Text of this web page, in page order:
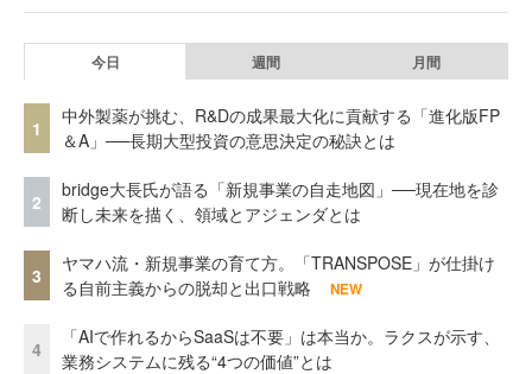
今日 週間 月間
1
中外製薬が挑む、R&Dの成果最大化に貢献する「進化版FP
＆A」──長期大型投資の意思決定の秘訣とは
2
bridge大長氏が語る「新規事業の自走地図」──現在地を診
断し未来を描く、領域とアジェンダとは
3
ヤマハ流・新規事業の育て方。「TRANSPOSE」が仕掛け
る自前主義からの脱却と出口戦略
NEW
4
「AIで作れるからSaaSは不要」は本当か。ラクスが示す、
業務システムに残る“4つの価値”とは